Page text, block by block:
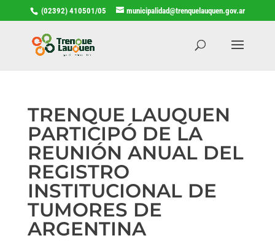
(02392) 410501/05 municipalidad@trenquelauquen.gov.ar
TRENQUE LAUQUEN
PARTICIPÓ DE LA
REUNIÓN ANUAL DEL
REGISTRO
INSTITUCIONAL DE
TUMORES DE
ARGENTINA